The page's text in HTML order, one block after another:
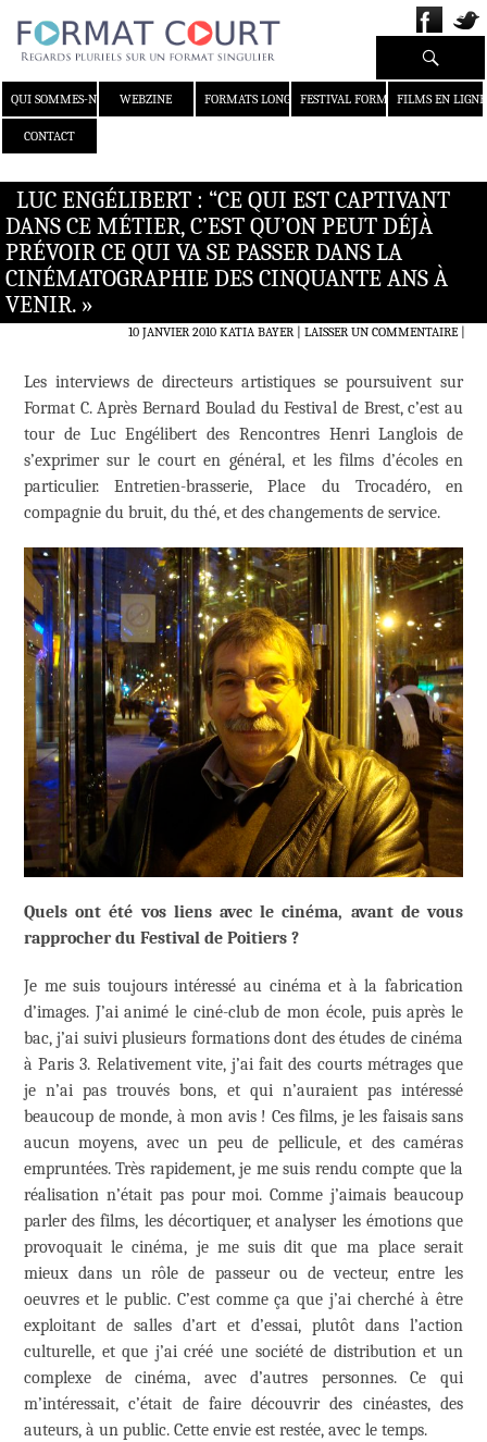
QUI SOMMES-NOUS ?WEBZINE FORMATS LONGS FESTIVAL FORMAT COURT
FILMS EN LIGNE
CONTACT
Recherche
LUC ENGÉLIBERT : “CE QUI EST CAPTIVANT
DANS CE MÉTIER, C’EST QU’ON PEUT DÉJÀ
PRÉVOIR CE QUI VA SE PASSER DANS LA
CINÉMATOGRAPHIE DES CINQUANTE ANS À
VENIR. »
10 JANVIER 2010 KATIA BAYER LAISSER UN COMMENTAIRE|
Les interviews de directeurs artistiques se poursuivent sur
Format C. Après Bernard Boulad du Festival de Brest, c’est au
tour de Luc Engélibert des Rencontres Henri Langlois de
s’exprimer sur le court en général, et les films d’écoles en
particulier. Entretien-brasserie, Place du Trocadéro, en
compagnie du bruit, du thé, et des changements de service.
Quels ont été vos liens avec le cinéma, avant de vous
rapprocher du Festival de Poitiers ?
Je me suis toujours intéressé au cinéma et à la fabrication
d’images. J’ai animé le ciné-club de mon école, puis après le
bac, j’ai suivi plusieurs formations dont des études de cinéma
à Paris 3. Relativement vite, j’ai fait des courts métrages que
je n’ai pas trouvés bons, et qui n’auraient pas intéressé
beaucoup de monde, à mon avis ! Ces films, je les faisais sans
aucun moyens, avec un peu de pellicule, et des caméras
empruntées. Très rapidement, je me suis rendu compte que la
réalisation n’était pas pour moi. Comme j’aimais beaucoup
parler des films, les décortiquer, et analyser les émotions que
provoquait le cinéma, je me suis dit que ma place serait
mieux dans un rôle de passeur ou de vecteur, entre les
oeuvres et le public. C’est comme ça que j’ai cherché à être
exploitant de salles d’art et d’essai, plutôt dans l’action
culturelle, et que j’ai créé une société de distribution et un
complexe de cinéma, avec d’autres personnes. Ce qui
m’intéressait, c’était de faire découvrir des cinéastes, des
auteurs, à un public. Cette envie est restée, avec le temps.